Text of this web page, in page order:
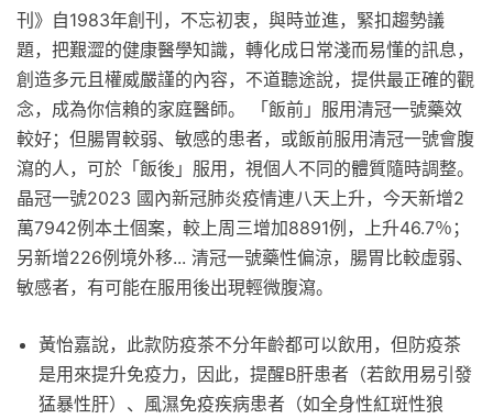
刊》自1983年創刊，不忘初衷，與時並進，緊扣趨勢議
題，把艱澀的健康醫學知識，轉化成日常淺而易懂的訊息，
創造多元且權威嚴謹的內容，不道聽途說，提供最正確的觀
念，成為你信賴的家庭醫師。 「飯前」服用清冠一號藥效
較好；但腸胃較弱、敏感的患者，或飯前服用清冠一號會腹
瀉的人，可於「飯後」服用，視個人不同的體質隨時調整。
晶冠一號2023 國內新冠肺炎疫情連八天上升，今天新增2
萬7942例本土個案，較上周三增加8891例，上升46.7％；
另新增226例境外移... 清冠一號藥性偏涼，腸胃比較虛弱、
敏感者，有可能在服用後出現輕微腹瀉。
黃怡嘉說，此款防疫茶不分年齡都可以飲用，但防疫茶
是用來提升免疫力，因此，提醒B肝患者（若飲用易引發
猛暴性肝）、風濕免疫疾病患者（如全身性紅斑性狼